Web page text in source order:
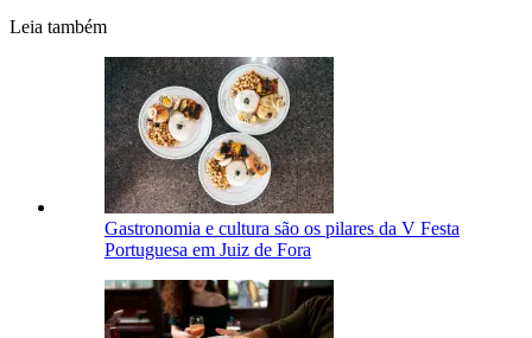
Leia também
Gastronomia e cultura são os pilares da V Festa
Portuguesa em Juiz de Fora